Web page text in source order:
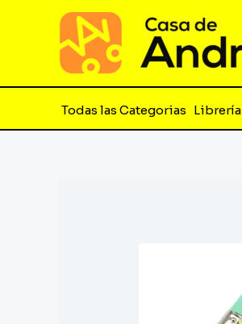
contenido
Todas las Categorias Librería